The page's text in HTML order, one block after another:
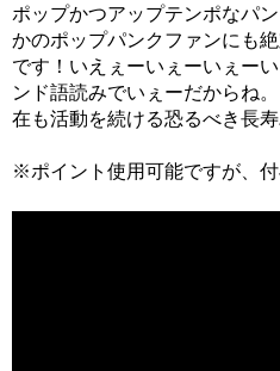
ポップかつアップテンポなパ
かのポップパンクファンにも
です！いえぇーいぇーいぇー
ンド語読みでいぇーだからね
在も活動を続ける恐るべき長寿
※ポイント使用可能ですが、付